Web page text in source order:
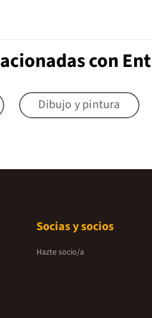
con
Dibujo y pintura
Socias y socios
Hazte socio/a